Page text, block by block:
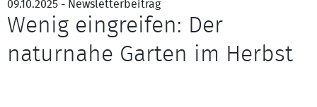
09.10.2025 - Newsletterbeitrag
Wenig eingreifen: Der
naturnahe Garten im Herbst
Wildrosenarten wie die Hechtrose eignen sich ideal für einen